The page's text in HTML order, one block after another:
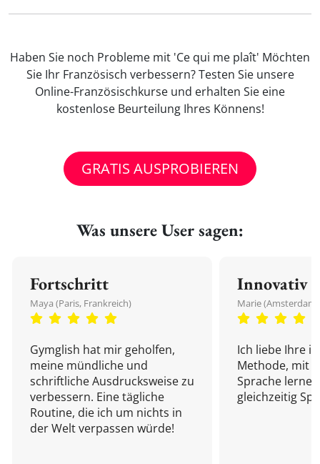
Haben Sie noch Probleme mit 'Ce qui me plaît' Möchten
Sie Ihr Französisch verbessern? Testen Sie unsere
Online-Französischkurse und erhalten Sie eine
kostenlose Beurteilung Ihres Könnens!
GRATIS AUSPROBIEREN
Was unsere User sagen:
Fortschritt
Maya (Paris, Frankreich)
Gymglish hat mir geholfen,
meine mündliche und
schriftliche Ausdrucksweise zu
verbessern. Eine tägliche
Routine, die ich um nichts in
der Welt verpassen würde!
Innovativ
Marie
Ich liebe Ihre
Methode, mit
Sprache
gleichzeitig